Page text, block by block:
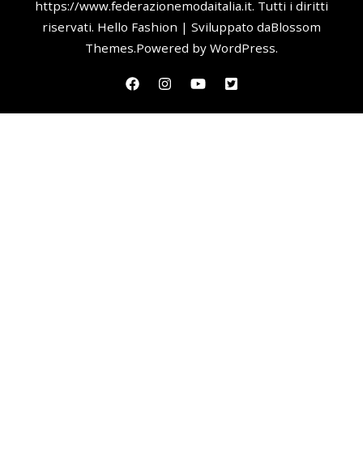
https://www.federazionemodaitalia.it. Tutti i diritti
riservati. Hello Fashion | Sviluppato daBlossom
Themes.Powered by WordPress.